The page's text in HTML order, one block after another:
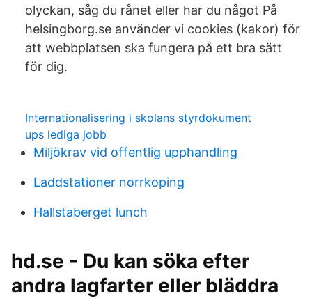
olyckan, såg du rånet eller har du något På
helsingborg.se använder vi cookies (kakor) för
att webbplatsen ska fungera på ett bra sätt
för dig.
Internationalisering i skolans styrdokument
ups lediga jobb
Miljökrav vid offentlig upphandling
Laddstationer norrkoping
Hallstaberget lunch
hd.se - Du kan söka efter
andra lagfarter eller bläddra